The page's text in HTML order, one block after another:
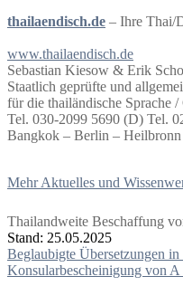
thailaendisch.de – Ihre Thai/
www.thailaendisch.de
Sebastian Kiesow & Erik
Staatlich geprüfte und
für die thailändische Sprache
Tel. 030-2099 5690 (D) Tel.
Bangkok – Berlin – Heilbronn
Mehr Aktuelles und
Thailandweite Beschaffung
Stand: 25.05.2025
Beitragsnavigation
Beglaubigte Übersetzungen
Konsularbescheinigung von A